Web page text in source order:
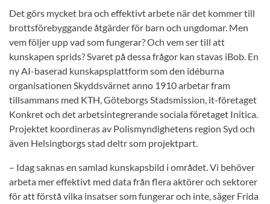
Det görs mycket bra och effektivt arbete när det kommer till
brottsförebyggande åtgärder för barn och ungdomar. Men
vem följer upp vad som fungerar? Och vem ser till att
kunskapen sprids? Svaret på dessa frågor kan stavas iBob. En
ny AI-baserad kunskapsplattform som den idéburna
organisationen Skyddsvärnet anno 1910 arbetar fram
tillsammans med KTH, Göteborgs Stadsmission, it-företaget
Konkret och det arbetsintegrerande sociala företaget Initica.
Projektet koordineras av Polismyndighetens region Syd och
även Helsingborgs stad deltr som projektpart.
– Idag saknas en samlad kunskapsbild i området. Vi behöver
arbeta mer effektivt med data från flera aktörer och sektorer
för att förstå vilka insatser som fungerar och inte, säger Frida